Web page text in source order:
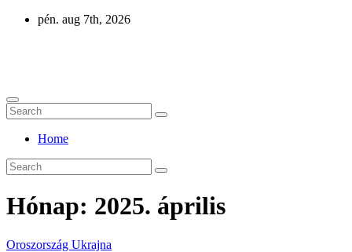
Skip
pén. aug 7th, 2026
Home
Hónap: 2025. április
Oroszország Ukrajna